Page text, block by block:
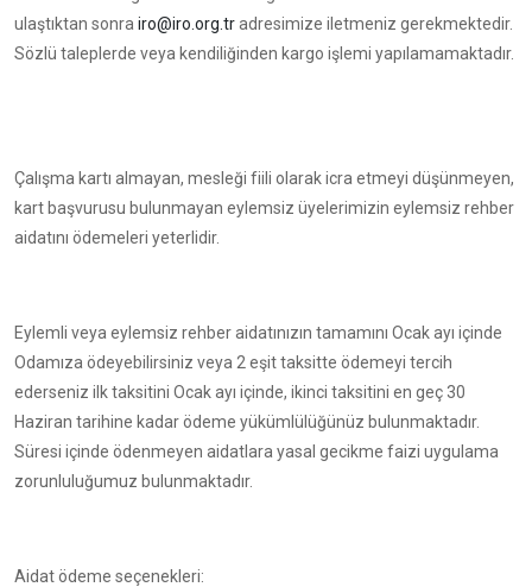
ulaştıktan sonra iro@iro.org.tradresimize iletmeniz gerekmektedir.
Sözlü taleplerde veya kendiliğinden kargo işlemi yapılamamaktadır.
Çalışma kartı almayan, mesleği fiili olarak icra etmeyi düşünmeyen,
kart başvurusu bulunmayan eylemsiz üyelerimizin eylemsiz rehber
aidatını ödemeleri yeterlidir.
Eylemli veya eylemsiz rehber aidatınızın tamamını Ocak ayı içinde
Odamıza ödeyebilirsiniz veya 2 eşit taksitte ödemeyi tercih
ederseniz ilk taksitini Ocak ayı içinde, ikinci taksitini en geç 30
Haziran tarihine kadar ödeme yükümlülüğünüz bulunmaktadır.
Süresi içinde ödenmeyen aidatlara yasal gecikme faizi uygulama
zorunluluğumuz bulunmaktadır.
Aidat ödeme seçenekleri: